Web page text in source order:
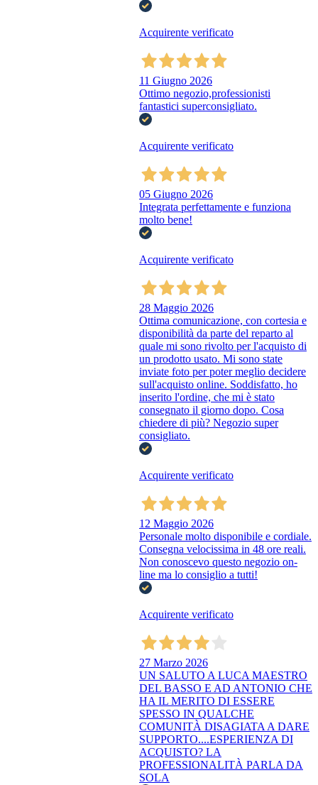
Acquirente verificato
11 Giugno 2026
Ottimo negozio,professionisti
fantastici superconsigliato.
Acquirente verificato
05 Giugno 2026
Integrata perfettamente e funziona
molto bene!
Acquirente verificato
28 Maggio 2026
Ottima comunicazione, con cortesia e
disponibilità da parte del reparto al
quale mi sono rivolto per l'acquisto di
un prodotto usato. Mi sono state
inviate foto per poter meglio decidere
sull'acquisto online. Soddisfatto, ho
inserito l'ordine, che mi è stato
consegnato il giorno dopo. Cosa
chiedere di più? Negozio super
consigliato.
Acquirente verificato
12 Maggio 2026
Personale molto disponibile e cordiale.
Consegna velocissima in 48 ore reali.
Non conoscevo questo negozio on-
line ma lo consiglio a tutti!
Acquirente verificato
27 Marzo 2026
UN SALUTO A LUCA MAESTRO
DEL BASSO E AD ANTONIO CHE
HA IL MERITO DI ESSERE
SPESSO IN QUALCHE
COMUNITÀ DISAGIATA A DARE
SUPPORTO....ESPERIENZA DI
ACQUISTO? LA
PROFESSIONALITÀ PARLA DA
SOLA